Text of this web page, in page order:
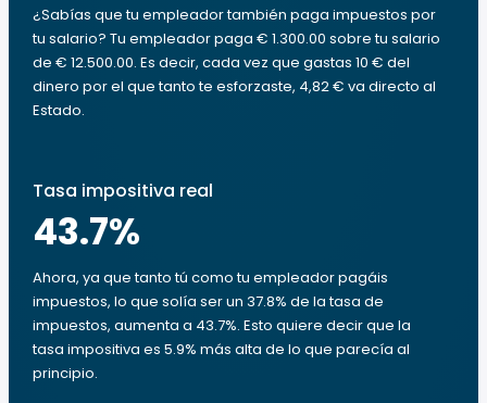
¿Sabías que tu empleador también paga impuestos por
tu salario? Tu empleador paga € 1.300.00 sobre tu salario
de € 12.500.00. Es decir, cada vez que gastas 10 € del
dinero por el que tanto te esforzaste, 4,82 € va directo al
Estado.
Tasa impositiva real
43.7%
Ahora, ya que tanto tú como tu empleador pagáis
impuestos, lo que solía ser un 37.8% de la tasa de
impuestos, aumenta a 43.7%. Esto quiere decir que la
tasa impositiva es 5.9% más alta de lo que parecía al
principio.